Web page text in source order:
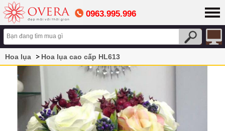
0963.995.996
Hoa lụa Hoa lụa cao cấp HL613